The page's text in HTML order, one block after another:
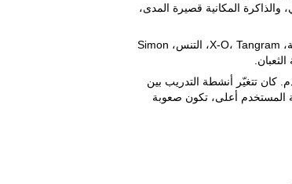
والذاكرة المكانية قصيرة المدى،
كان يحتوي 12 لعبة: المثلث الرياضي، المتاهة، X-O، Tangram، التنس، Simon
كان تتغيّر أنشطة التدريب بين
المستخدم أعلى، تكون صعوبة